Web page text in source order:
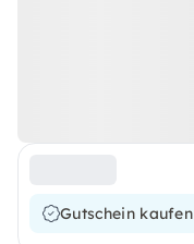
Gutschein kaufen